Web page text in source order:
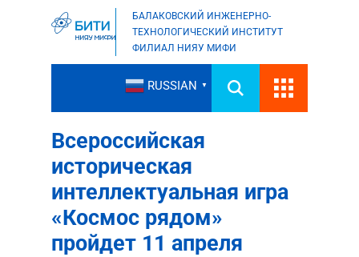
БАЛАКОВСКИЙ ИНЖЕНЕРНО-
ТЕХНОЛОГИЧЕСКИЙ ИНСТИТУТ
ФИЛИАЛ НИЯУ МИФИ
RUSSIAN ▼
Всероссийская
историческая
интеллектуальная игра
«Космос рядом»
пройдет 11 апреля